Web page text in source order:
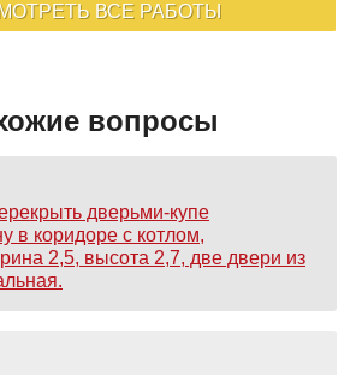
ВСЕ РАБОТЫ
вопросы
дверьми-купе
в коридоре с котлом,
2,5, высота 2,7, две двери из